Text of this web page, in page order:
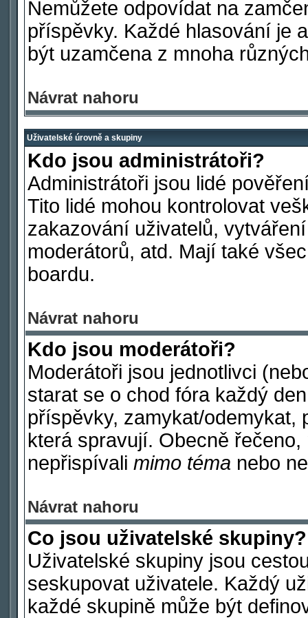
Nemůžete odpovídat na
příspěvky. Každé hlasování je
být uzamčena z mnoha
Návrat nahoru
Uživatelské úrovně a skupiny
Kdo jsou administrátoři?
Administrátoři jsou lidé
Tito lidé mohou kontrolovat
zakazování uživatelů,
moderátorů, atd. Mají také
boardu.
Návrat nahoru
Kdo jsou moderátoři?
Moderátoři jsou jednotlivci
starat se o chod fóra každý
příspěvky, zamykat/odemykat,
která spravují. Obecně
nepřispívali mimo téma nebo
Návrat nahoru
Co jsou uživatelské skupiny?
Uživatelské skupiny jsou
seskupovat uživatele. Každý
každé skupině může být